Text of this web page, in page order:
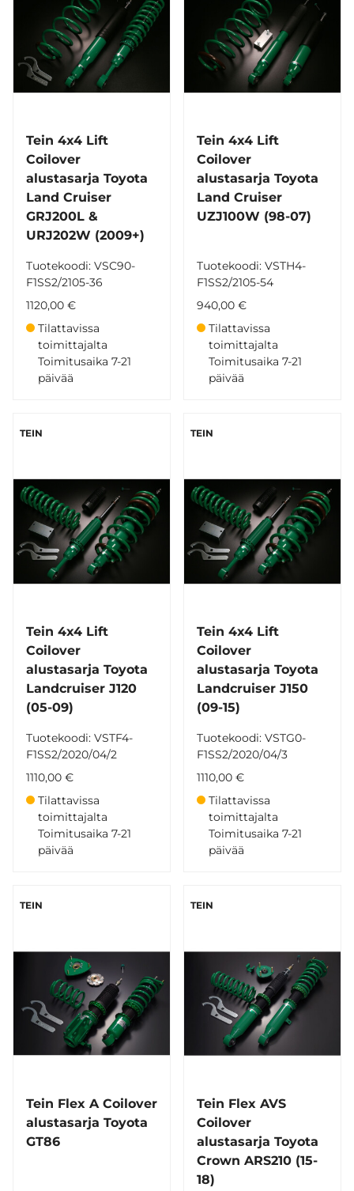
Tein 4x4 Lift
Coilover
alustasarja Toyota
Land Cruiser
GRJ200L &
URJ202W (2009+)
Tuotekoodi: VSC90-
F1SS2/2105-36
1120,00 €
Tilattavissa
toimittajalta
Toimitusaika 7-21
päivää
Tein 4x4 Lift
Coilover
alustasarja Toyota
Land Cruiser
UZJ100W (98-07)
Tuotekoodi: VSTH4-
F1SS2/2105-54
940,00 €
Tilattavissa
toimittajalta
Toimitusaika 7-21
päivää
TEIN
Tein 4x4 Lift
Coilover
alustasarja Toyota
Landcruiser J120
(05-09)
Tuotekoodi: VSTF4-
F1SS2/2020/04/2
1110,00 €
Tilattavissa
toimittajalta
Toimitusaika 7-21
päivää
TEIN
Tein 4x4 Lift
Coilover
alustasarja Toyota
Landcruiser J150
(09-15)
Tuotekoodi: VSTG0-
F1SS2/2020/04/3
1110,00 €
Tilattavissa
toimittajalta
Toimitusaika 7-21
päivää
TEIN
Tein Flex A Coilover
alustasarja Toyota
GT86
TEIN
Tein Flex AVS
Coilover
alustasarja Toyota
Crown ARS210 (15-
18)